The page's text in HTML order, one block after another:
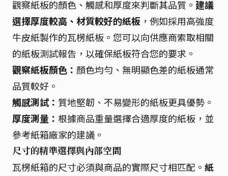
觀察紙板的顏色、觸感和厚度來判斷其品質。 建議
選擇厚度較高、材質較好的紙板 ，例如採用高強度
牛皮紙製作的瓦楞紙板。您可以向供應商索取相關
的紙板測試報告，以確保紙板符合您的要求。
觀察紙板顏色： 顏色均勻、無明顯色差的紙板通常
品質較好。
觸感測試： 質地堅韌、不易變形的紙板更具優勢。
厚度測量： 根據商品重量選擇合適厚度的紙板，並
參考紙箱廠家的建議。
尺寸的精準選擇與內部空間
瓦楞紙箱的尺寸必須與商品的實際尺寸相匹配。 紙